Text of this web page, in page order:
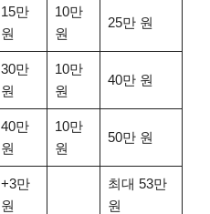
15만
원
10만
원
25만 원
30만
원
10만
원
40만 원
40만
원
10만
원
50만 원
+3만
원
최대 53만
원